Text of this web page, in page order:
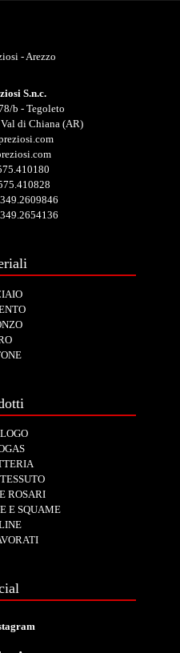
S.n.c.
b - Tegoleto
di Chiana (AR)
ROSARI
E SQUAME